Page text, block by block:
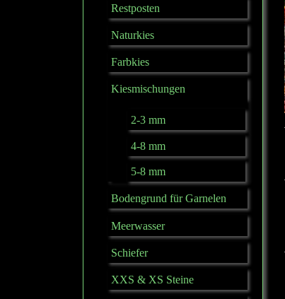
Restposten
Naturkies
Farbkies
Kiesmischungen
2-3 mm
4-8 mm
5-8 mm
Bodengrund für Garnelen
Meerwasser
Schiefer
XXS & XS Steine